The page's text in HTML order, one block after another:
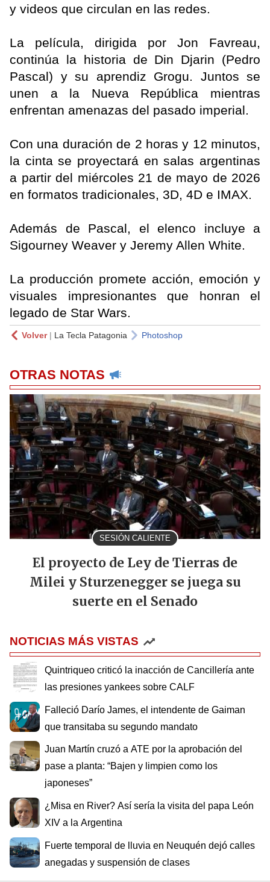
y videos que circulan en las redes.
La película, dirigida por Jon Favreau,
continúa la historia de Din Djarin (Pedro
Pascal) y su aprendiz Grogu. Juntos se
unen a la Nueva República mientras
enfrentan amenazas del pasado imperial.
Con una duración de 2 horas y 12 minutos,
la cinta se proyectará en salas argentinas
a partir del miércoles 21 de mayo de 2026
en formatos tradicionales, 3D, 4D e IMAX.
Además de Pascal, el elenco incluye a
Sigourney Weaver y Jeremy Allen White.
La producción promete acción, emoción y
visuales impresionantes que honran el
legado de Star Wars.
Volver| La Tecla Patagonia Photoshop
OTRAS NOTAS
SESIÓN CALIENTE
El proyecto de Ley de Tierras de
Milei y Sturzenegger se juega su
suerte en el Senado
NOTICIAS MÁS VISTAS
Quintriqueo criticó la inacción de Cancillería ante
las presiones yankees sobre CALF
Falleció Darío James, el intendente de Gaiman
que transitaba su segundo mandato
Juan Martín cruzó a ATE por la aprobación del
pase a planta: “Bajen y limpien como los
japoneses”
¿Misa en River? Así sería la visita del papa León
XIV a la Argentina
Fuerte temporal de lluvia en Neuquén dejó calles
anegadas y suspensión de clases